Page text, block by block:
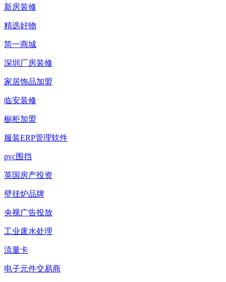
新房装修
精选好物
简一商城
深圳厂房装修
家居饰品加盟
临安装修
橱柜加盟
服装ERP管理软件
pvc围挡
英国房产投资
壁挂炉品牌
央视广告投放
工业废水处理
流量卡
电子元件交易商